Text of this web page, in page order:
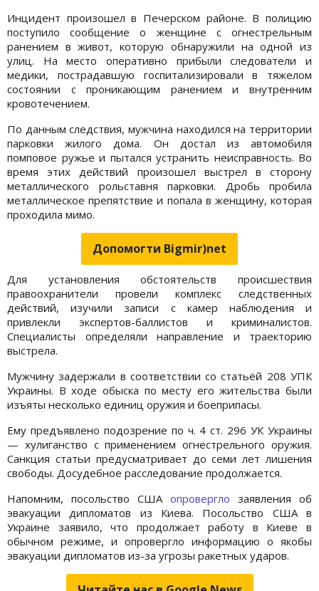
Инцидент произошел в Печерском районе. В полицию
поступило сообщение о женщине с огнестрельным
ранением в живот, которую обнаружили на одной из
улиц. На место оперативно прибыли следователи и
медики, пострадавшую госпитализировали в тяжелом
состоянии с проникающим ранением и внутренним
кровотечением.
По данным следствия, мужчина находился на территории
парковки жилого дома. Он достал из автомобиля
помповое ружье и пытался устранить неисправность. Во
время этих действий произошел выстрел в сторону
металлического рольставня парковки. Дробь пробила
металлическое препятствие и попала в женщину, которая
проходила мимо.
Допомогти Bigmir)net
Для установления обстоятельств происшествия
правоохранители провели комплекс следственных
действий, изучили записи с камер наблюдения и
привлекли экспертов-баллистов и криминалистов.
Специалисты определяли направление и траекторию
выстрела.
Мужчину задержали в соответствии со статьёй 208 УПК
Украины. В ходе обыска по месту его жительства были
изъяты несколько единиц оружия и боеприпасы.
Ему предъявлено подозрение по ч. 4 ст. 296 УК Украины
— хулиганство с применением огнестрельного оружия.
Санкция статьи предусматривает до семи лет лишения
свободы. Досудебное расследование продолжается.
Напомним, посольство США опровергло заявления об
эвакуации дипломатов из Киева. Посольство США в
Украине заявило, что продолжает работу в Киеве в
обычном режиме, и опровергло информацию о якобы
эвакуации дипломатов из-за угрозы ракетных ударов.